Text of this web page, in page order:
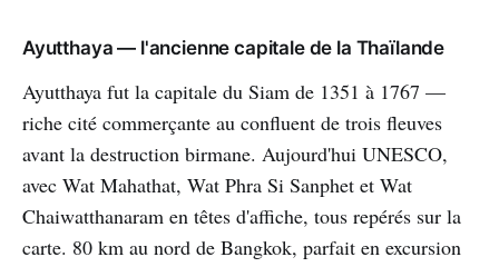
Ayutthaya — l'ancienne capitale de la Thaïlande
Ayutthaya fut la capitale du Siam de 1351 à 1767 —
riche cité commerçante au confluent de trois fleuves
avant la destruction birmane. Aujourd'hui UNESCO,
avec Wat Mahathat, Wat Phra Si Sanphet et Wat
Chaiwatthanaram en têtes d'affiche, tous repérés sur la
carte. 80 km au nord de Bangkok, parfait en excursion